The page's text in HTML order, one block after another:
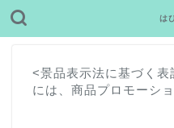
は
<景品表示法に基づく表
には、商品プロモーシ